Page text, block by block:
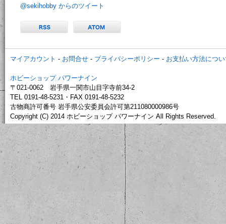
@sekihobby からのツイート
マイアカウント - お問合せ - プライバシーポリシー - お支払い方法につ
ホビーショップ パワーナイン
〒021-0062 岩手県一関市山目字寺前34-2
TEL 0191-48-5231・FAX 0191-48-5232
古物商許可番号 岩手県公安委員会許可第211080000986号
Copyright (C) 2014 ホビーショップ パワーナイン All Rights Reserved.